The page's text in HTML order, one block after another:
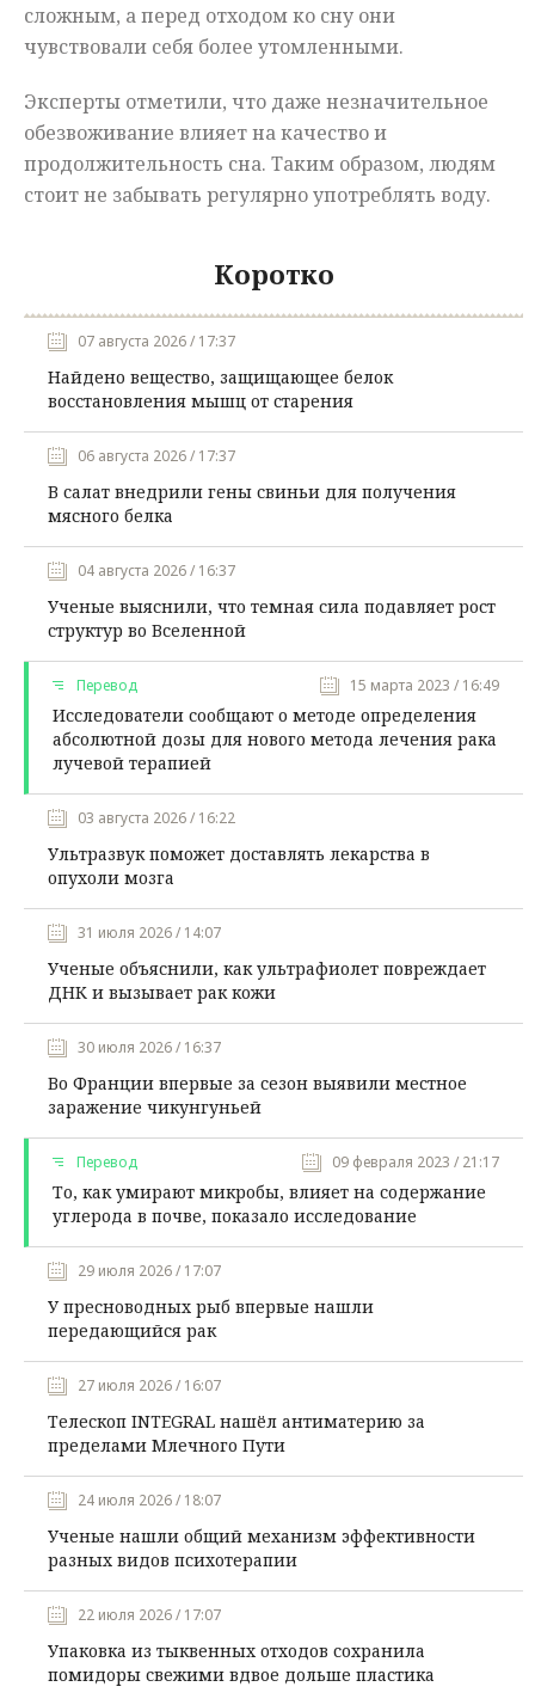
сложным, а перед отходом ко сну они
чувствовали себя более утомленными.
Эксперты отметили, что даже незначительное
обезвоживание влияет на качество и
продолжительность сна. Таким образом, людям
стоит не забывать регулярно употреблять воду.
Коротко
07 августа 2026 / 17:37
Найдено вещество, защищающее белок
восстановления мышц от старения
06 августа 2026 / 17:37
В салат внедрили гены свиньи для получения
мясного белка
04 августа 2026 / 16:37
Ученые выяснили, что темная сила подавляет рост
структур во Вселенной
Перевод 15 марта 2023 / 16:49
Исследователи сообщают о методе определения
абсолютной дозы для нового метода лечения рака
лучевой терапией
03 августа 2026 / 16:22
Ультразвук поможет доставлять лекарства в
опухоли мозга
31 июля 2026 / 14:07
Ученые объяснили, как ультрафиолет повреждает
ДНК и вызывает рак кожи
30 июля 2026 / 16:37
Во Франции впервые за сезон выявили местное
заражение чикунгуньей
Перевод 09 февраля 2023 / 21:17
То, как умирают микробы, влияет на содержание
углерода в почве, показало исследование
29 июля 2026 / 17:07
У пресноводных рыб впервые нашли
передающийся рак
27 июля 2026 / 16:07
Телескоп INTEGRAL нашёл антиматерию за
пределами Млечного Пути
24 июля 2026 / 18:07
Ученые нашли общий механизм эффективности
разных видов психотерапии
22 июля 2026 / 17:07
Упаковка из тыквенных отходов сохранила
помидоры свежими вдвое дольше пластика